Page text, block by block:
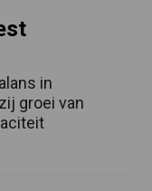
in
groei van